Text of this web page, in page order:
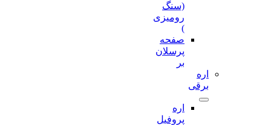
رومیزی
صفحه
پرسلان
پروفیل